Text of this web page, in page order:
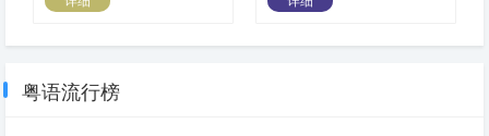
粤语流行榜